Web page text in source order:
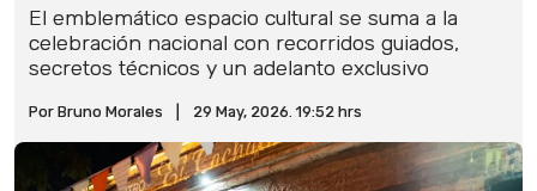
El emblemático espacio cultural se suma a la
celebración nacional con recorridos guiados,
secretos técnicos y un adelanto exclusivo
Por Bruno Morales 29 May, 2026. 19:52 hrs